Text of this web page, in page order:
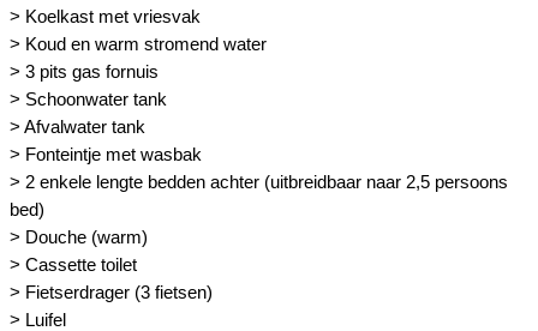
> Koelkast met vriesvak
> Koud en warm stromend water
> 3 pits gas fornuis
> Schoonwater tank
> Afvalwater tank
> Fonteintje met wasbak
> 2 enkele lengte bedden achter (uitbreidbaar naar 2,5 persoons
bed)
> Douche (warm)
> Cassette toilet
> Fietserdrager (3 fietsen)
> Luifel